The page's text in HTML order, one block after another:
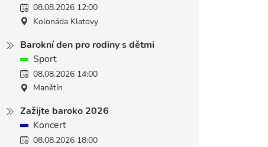
08.08.2026 12:00
Kolonáda Klatovy
Barokní den pro rodiny s dětmi
Sport
08.08.2026 14:00
Manětín
Zažijte baroko 2026
Koncert
08.08.2026 18:00